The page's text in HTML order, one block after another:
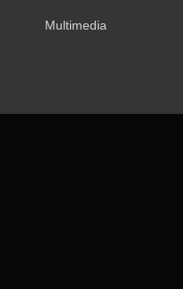
Multimedia